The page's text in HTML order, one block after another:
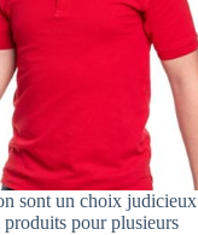
sont un choix judicieux
pour plusieurs